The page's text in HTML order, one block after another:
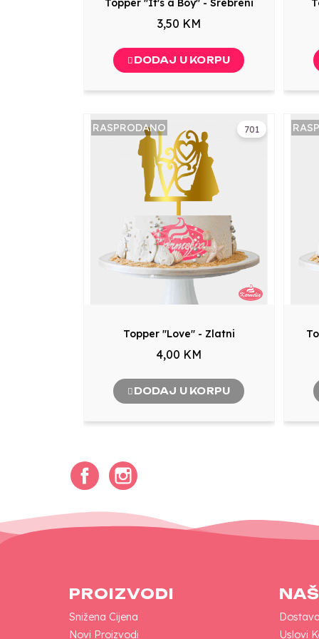
Topper "It's a Boy" - Srebreni
3,50 KM
DODAJ U KORPU
701
RASPRODANO
Topper "Love" - Zlatni
4,00 KM
DODAJ U KORPU
Facebook
PROIZVODI
Snižena Cijena
Novi Proizvodi
Uslovi